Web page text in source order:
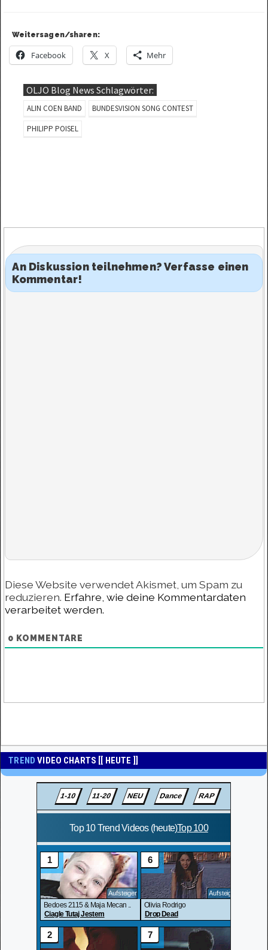
Weitersagen/sharen:
Facebook X Mehr
OLJO Blog News Schlagwörter:
ALIN COEN BAND
BUNDESVISION SONG CONTEST
PHILIPP POISEL
An Diskussion teilnehmen? Verfasse einen
Kommentar!
Diese Website verwendet Akismet, um Spam zu
reduzieren. Erfahre, wie deine Kommentardaten
verarbeitet werden.
0 KOMMENTARE
TRENDVIDEO CHARTS [[ HEUTE ]]